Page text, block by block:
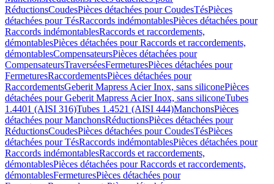
RéductionsCoudesPièces détachées pour CoudesTésPièces
détachées pour TésRaccords indémontablesPièces détachées pour
Raccords indémontablesRaccords et raccordements,
démontablesPièces détachées pour Raccords et raccordements,
démontablesCompensateursPièces détachées pour
CompensateursTraverséesFermeturesPièces détachées pour
FermeturesRaccordementsPièces détachées pour
RaccordementsGeberit Mapress Acier Inox, sans siliconePièces
détachées pour Geberit Mapress Acier Inox, sans siliconeTubes
1.4401 (AISI 316)Tubes 1.4521 (AISI 444)ManchonsPièces
détachées pour ManchonsRéductionsPièces détachées pour
RéductionsCoudesPièces détachées pour CoudesTésPièces
détachées pour TésRaccords indémontablesPièces détachées pour
Raccords indémontablesRaccords et raccordements,
démontablesPièces détachées pour Raccords et raccordements,
démontablesFermeturesPièces détachées pour